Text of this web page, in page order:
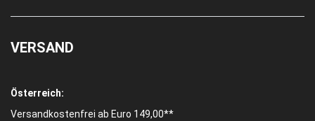
VERSAND
Österreich:
Versandkostenfrei ab Euro 149,00**